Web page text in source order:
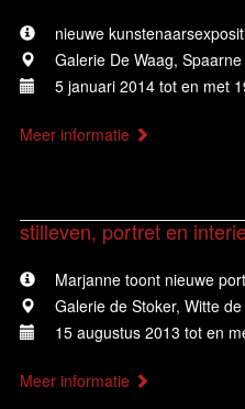
nieuwe
Galerie De Waag,
5 januari 2014 tot en met
Meer informatie
stilleven, portret en
Marjanne toont nieuwe
Galerie de Stoker, Witte
15 augustus 2013 tot en
Meer informatie